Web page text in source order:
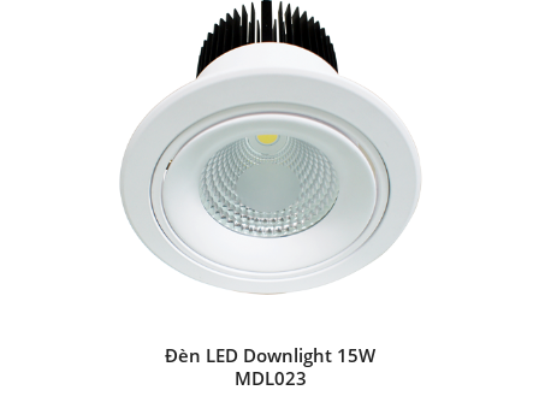
Đèn LED Downlight 15W
MDL023